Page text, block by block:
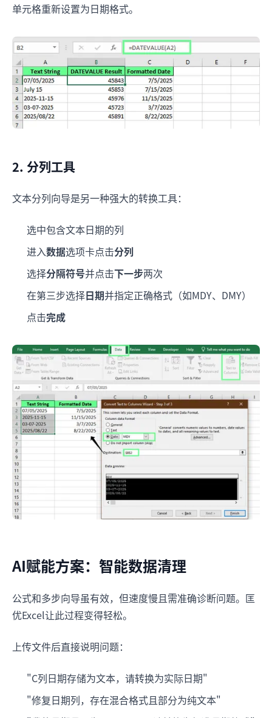
单元格重新设置为日期格式。
2. 分列工具
文本分列向导是另一种强大的转换工具：
选中包含文本日期的列
进入数据选项卡点击分列
选择分隔符号并点击下一步两次
在第三步选择日期并指定正确格式（如MDY、DMY）
点击完成
AI赋能方案：智能数据清理
公式和多步向导虽有效，但速度慢且需准确诊断问题。匡
优Excel让此过程变得轻松。
上传文件后直接说明问题：
"C列日期存储为文本，请转换为实际日期"
"修复日期列，存在混合格式且部分为纯文本"